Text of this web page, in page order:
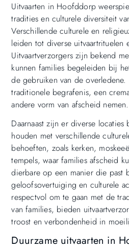
Uitvaarten in Hoofddorp
tradities en culturele diversiteit
Verschillende culturele en
leiden tot diverse uitvaartrituelen
Uitvaartverzorgers zijn bekend
kunnen families begeleiden bij
de gebruiken van de
traditionele begrafenis, een
andere vorm van afscheid nemen.
Daarnaast zijn er diverse
houden met verschillende
behoeften, zoals kerken,
tempels, waar families afscheid
dierbare op een manier die past
geloofsovertuiging en culturele
respectvol om te gaan met de
van families, bieden
troost en verbondenheid in
Duurzame uitvaarten in